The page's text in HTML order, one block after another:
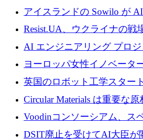
欧州防衛技術ファンドに5
アイスランドの Sowilo が
ッション製品インテリジェ
ームを拡大するためにプレ
Resist.UA、ウクライナの戦
衛技術を拡大するために
基金を立ち上げる
AI エンジニアリング プロ
ートアップ Cascade が a16z
らの支援を獲得
ヨーロッパ女性イノベータ
介します
英国のロボット工学スター
がシリーズ A 1 億 5,200 万
5,000 万ドルに到達
Circular Materials は重要な
張に 1,180 万ユーロを確保
Voodinコンソーシアム、ス
製ブレード工場の建設にEU
DSIT廃止を受けてAI大臣が